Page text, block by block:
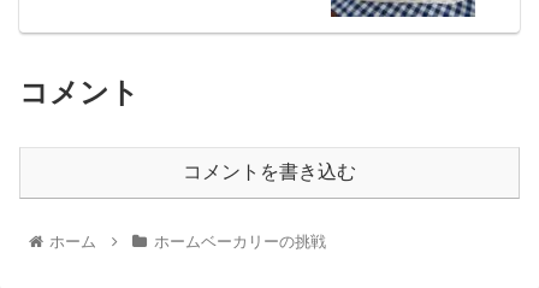
コメント
コメントを書き込む
ホーム ホームベーカリーの挑戦